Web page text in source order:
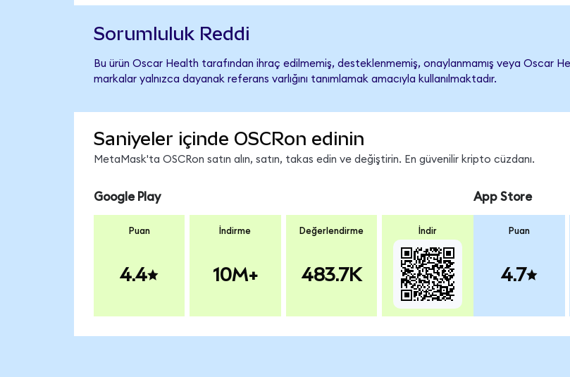
Sorumluluk Reddi
Bu ürün Oscar Health tarafından ihraç edilmemiş, desteklenmemiş, onaylanmamış veya Oscar
markalar yalnızca dayanak referans varlığını tanımlamak amacıyla kullanılmaktadır.
Saniyeler içinde OSCRon edinin
MetaMask'ta OSCRon satın alın, satın, takas edin ve değiştirin. En güvenilir kripto cüzdanı.
Google Play
Puan
4.4
İndirme
10M+
Değerlendirme
483.7K
İndir
App Store
Puan
4.7